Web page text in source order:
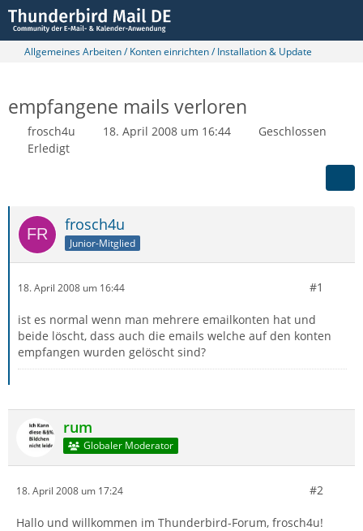
Allgemeines Arbeiten / Konten einrichten / Installation & Update
empfangene mails verloren
frosch4u 18. April 2008 um 16:44
Geschlossen
Erledigt
frosch4u
Junior-Mitglied
18. April 2008 um 16:44 #1
ist es normal wenn man mehrere emailkonten hat und
beide löscht, dass auch die emails welche auf den konten
empfangen wurden gelöscht sind?
rum
Globaler Moderator
18. April 2008 um 17:24 #2
Hallo und willkommen im Thunderbird-Forum, frosch4u!